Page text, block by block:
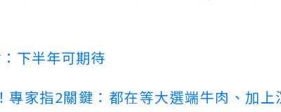
下半年可期待
專家指2關鍵：都在等大選端牛肉、加上